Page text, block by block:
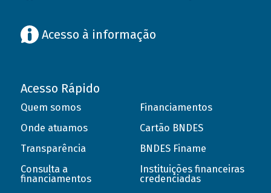
Acesso à informação
Acesso Rápido
Quem somos
Onde atuamos
Transparência
Consulta a
financiamentos
Financiamentos
Cartão BNDES
BNDES Finame
Instituições financeiras
credenciadas